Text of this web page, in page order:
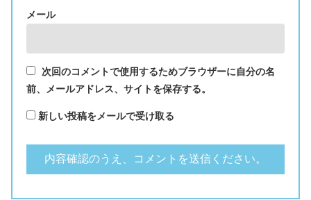
メール
次回のコメントで使用するためブラウザーに自分の名
前、メールアドレス、サイトを保存する。
新しい投稿をメールで受け取る